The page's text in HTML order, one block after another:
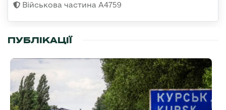
Військова частина А4759
ПУБЛІКАЦІЇ